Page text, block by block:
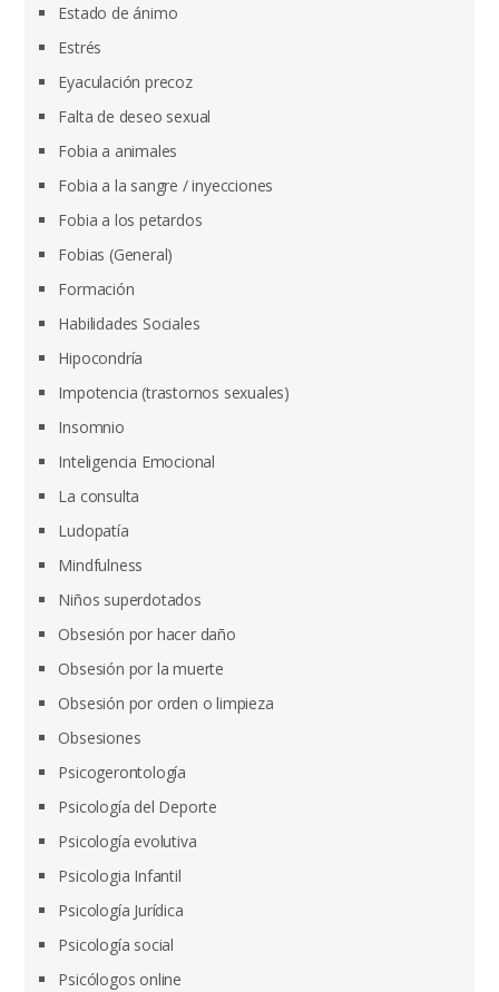
Estado de ánimo
Estrés
Eyaculación precoz
Falta de deseo sexual
Fobia a animales
Fobia a la sangre / inyecciones
Fobia a los petardos
Fobias (General)
Formación
Habilidades Sociales
Hipocondría
Impotencia (trastornos sexuales)
Insomnio
Inteligencia Emocional
La consulta
Ludopatía
Mindfulness
Niños superdotados
Obsesión por hacer daño
Obsesión por la muerte
Obsesión por orden o limpieza
Obsesiones
Psicogerontología
Psicología del Deporte
Psicología evolutiva
Psicologia Infantil
Psicología Jurídica
Psicología social
Psicólogos online